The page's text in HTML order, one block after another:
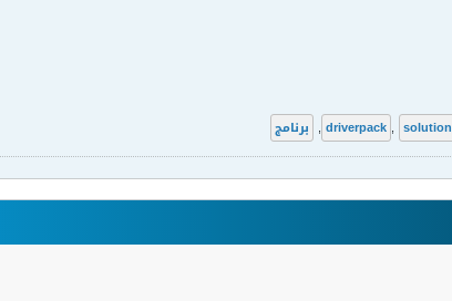
driverpack , solution
, برنامج